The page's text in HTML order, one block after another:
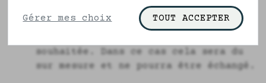
De plus en fonction de votre taille
si vous êtes "hors norme" vous pouvez
souhaitée. Dans ce cas cela sera du
sur mesure et ne pourra être échangé.
cookies" pour en savoir plus.
Gérer mes choix TOUT ACCEPTER